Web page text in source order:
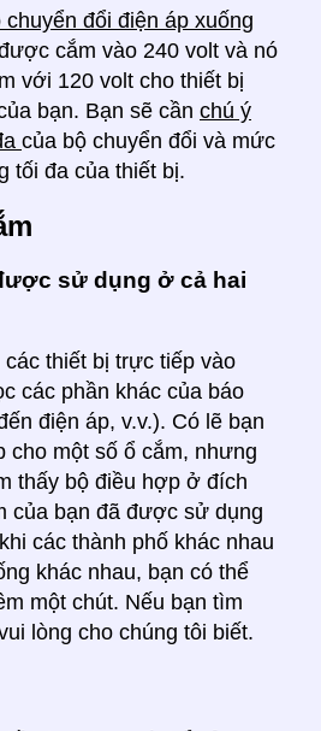
chuyển đổi điện áp xuống
cắm vào 240 volt và nó
với 120 volt cho thiết bị
bạn. Bạn sẽ cần chú ý
của bộ chuyển đổi và mức
tối đa của thiết bị.
sử dụng ở cả hai
thiết bị trực tiếp vào
các phần khác của báo
điện áp, v.v.). Có lẽ bạn
cho một số ổ cắm, nhưng
thấy bộ điều hợp ở đích
của bạn đã được sử dụng
các thành phố khác nhau
khác nhau, bạn có thể
một chút. Nếu bạn tìm
lòng cho chúng tôi biết.